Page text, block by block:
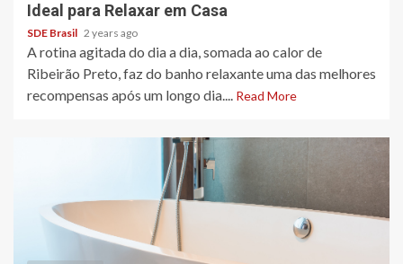
Ideal para Relaxar em Casa
SDE Brasil 2 years ago
A rotina agitada do dia a dia, somada ao calor de
Ribeirão Preto, faz do banho relaxante uma das melhores
recompensas após um longo dia.... Read More